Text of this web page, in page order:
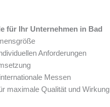
für Ihr Unternehmen in Bad
Anforderungen
Messen
maximale Qualität und Wirkung